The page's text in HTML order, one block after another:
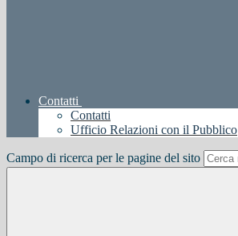
Contatti
Contatti
Ufficio Relazioni con il Pubblico
Campo di ricerca per le pagine del sito